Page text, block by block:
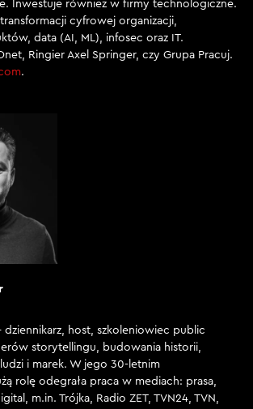
Inwestuje również w firmy technologiczne.
cyfrowej organizacji,
data (AI, ML), infosec oraz IT.
Ringier Axel Springer, czy Grupa Pracuj.
.
dziennikarz, host, szkoleniowiec public
storytellingu, budowania historii,
i marek. W jego 30-letnim
rolę odegrała praca w mediach: prasa,
m.in. Trójka, Radio ZET, TVN24, TVN,